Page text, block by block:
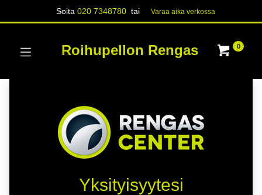
Soita020 7348780 tai Varaa aika verk​​​​ossa
Roihupellon Rengas 0
Yksityisyytesi